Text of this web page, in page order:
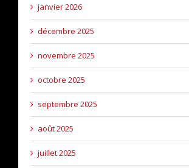
janvier 2026
décembre 2025
novembre 2025
octobre 2025
septembre 2025
août 2025
juillet 2025